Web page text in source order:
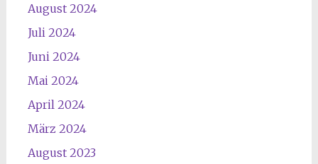
August 2024
Juli 2024
Juni 2024
Mai 2024
April 2024
März 2024
August 2023